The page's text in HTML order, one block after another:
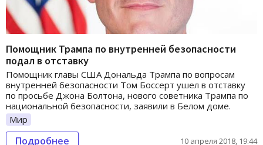
Помощник Трампа по внутренней безопасности
подал в отставку
Помощник главы США Дональда Трампа по вопросам
внутренней безопасности Том Боссерт ушел в отставку
по просьбе Джона Болтона, нового советника Трампа по
национальной безопасности, заявили в Белом доме.
Мир
Подробнее 10 апреля 2018, 19:44